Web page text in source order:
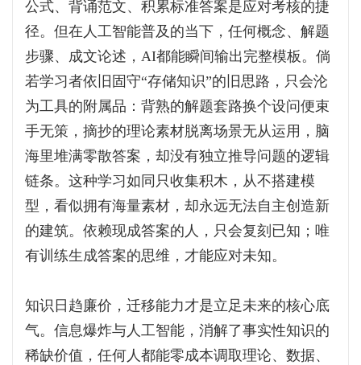
公式、背诵范文、积累标准答案是应对考核的捷
径。但在人工智能普及的当下，任何概念、解题
步骤、成文论述，AI都能瞬间输出完整模板。倘
若学习者依旧固守“存储知识”的旧思路，只会沦
为工具的附属品：背熟的解题套路换个设问便束
手无策，摘抄的理论素材脱离场景无从运用，脑
海里堆满零散答案，却没有独立推导问题的逻辑
链条。这种学习如同只收集积木，从不搭建模
型，看似拥有海量素材，却永远无法自主创造新
的建筑。依赖现成答案的人，只会复刻已知；唯
有训练生成答案的思维，才能应对未知。
知识日趋廉价，迁移能力才是立足未来的核心底
气。信息爆炸与人工智能，消解了事实性知识的
稀缺价值，任何人都能零成本调取理论、数据、